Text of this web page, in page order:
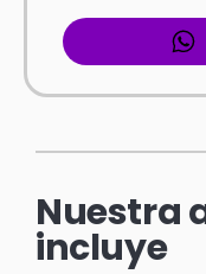
Nuestra
incluye